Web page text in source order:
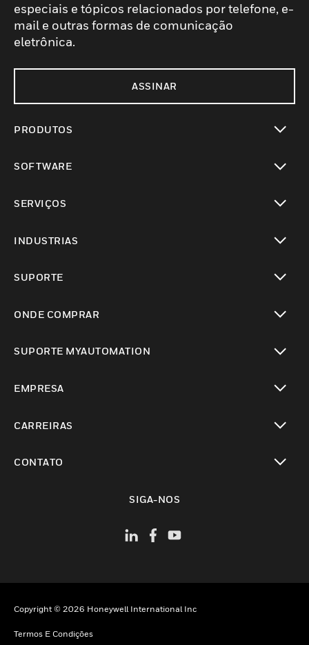
especiais e tópicos relacionados por telefone, e-
mail e outras formas de comunicação
eletrônica.
ASSINAR
PRODUTOS
SOFTWARE
SERVIÇOS
INDUSTRIAS
SUPORTE
ONDE COMPRAR
SUPORTE MYAUTOMATION
EMPRESA
CARREIRAS
CONTATO
SIGA-NOS
Copyright © 2026 Honeywell International Inc
Termos E Condições